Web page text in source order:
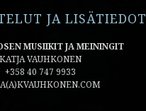
JA LISÄTIEDOT
MUSIIKIT JA MEININGIT
KATJA VAUHKONEN
+358 40 747 9933